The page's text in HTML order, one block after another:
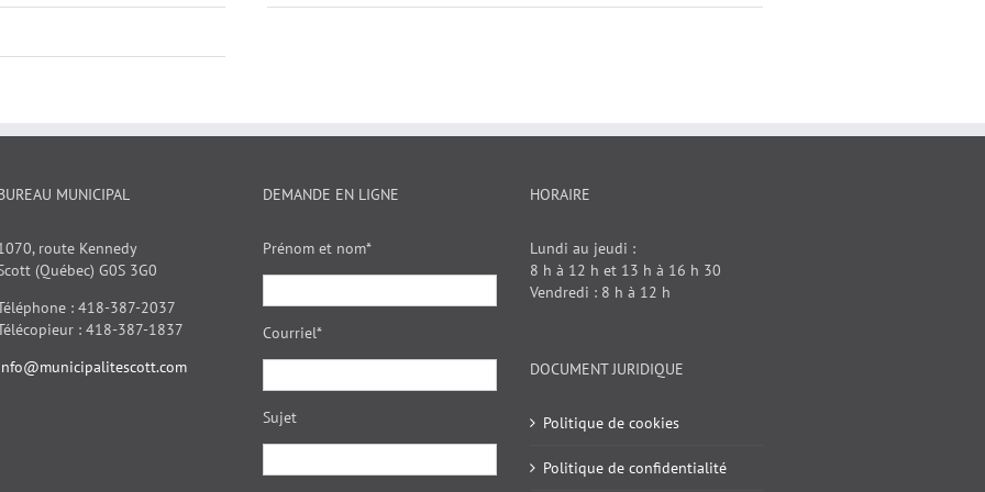
MUNICIPAL
route Kennedy
(Québec) G0S 3G0
: 418-387-2037
: 418-387-1837
DEMANDE EN LIGNE
Prénom et nom*
Courriel*
Sujet
HORAIRE
Lundi au jeudi :
8 h à 12 h et 13 h à 16 h 30
Vendredi : 8 h à 12 h
DOCUMENT JURIDIQUE
Politique de cookies
Politique de confidentialité